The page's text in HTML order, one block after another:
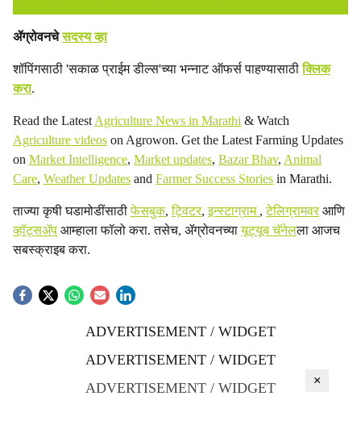
ॲग्रोवनचेसदस्य व्हा
शॉपिंगसाठी 'सकाळ प्राईम डील्स'च्या भन्नाट ऑफर्स पाहण्यासाठीक्लिक
करा.
Read the Latest Agriculture News in Marathi & Watch
Agriculture videos on Agrowon. Get the Latest Farming Updates
on Market Intelligence, Market updates, Bazar Bhav, Animal
Care, Weather Updates and Farmer Success Stories in Marathi.
ताज्या कृषी घडामोडींसाठीफेसबुक,ट्विटर,इन्स्टाग्राम ,टेलिग्रामवरआणि
व्हॉट्सॲप आम्हाला फॉलो करा. तसेच, ॲग्रोवनच्यायूट्यूब चॅनेलला आजच
सबस्क्राइब करा.
ADVERTISEMENT / WIDGET
ADVERTISEMENT / WIDGET
ADVERTISEMENT / WIDGET
×